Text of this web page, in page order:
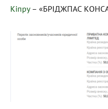
Кіпру– «БРІДЖПАС